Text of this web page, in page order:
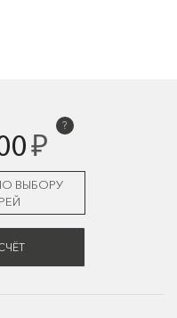
₽
?
ВЫБОРУ